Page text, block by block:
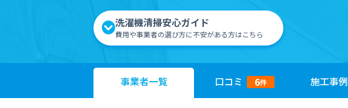
洗濯機清掃安心ガイド
費用や事業者の選び方に不安がある方はこちら
事業者一覧 口コミ 6件 施工事例